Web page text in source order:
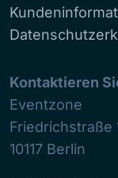
Kontaktieren
Eventzone
Friedrichstraße
10117 Berlin